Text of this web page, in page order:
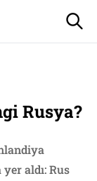
Rusya?
aldı: Rus